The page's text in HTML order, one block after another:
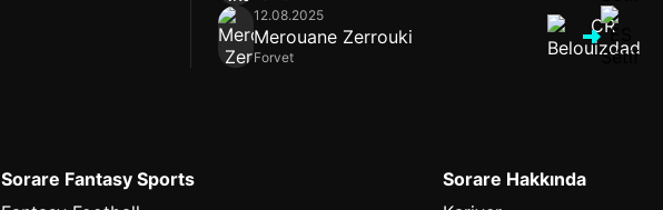
12.08.2025
Merouane Zerrouki
Forvet
Sorare Fantasy Sports
Sorare Hakkında